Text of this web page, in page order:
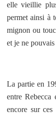
elle vieillie
permet ainsi à
mignon ou
et je ne
La partie en
entre
encore sur